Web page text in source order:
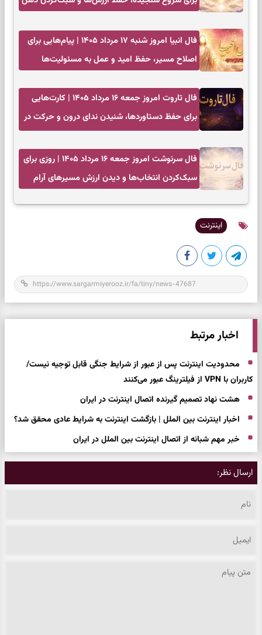
فال انبیا امروز شنبه ۱۷ مرداد ۱۴۰۵ | پیام‌هایی برای
اصلاح مسیر، حفظ امید و عمل به مسئولیت‌ها
فال تاروت امروز جمعه ۱۶ مرداد ۱۴۰۵ | کارت‌هایی
برای حفظ دستاوردها، شنیدن ندای درون و حرکت در
فال سرنوشت امروز جمعه ۱۶ مرداد ۱۴۰۵ | روزی برای
سبک‌کردن انتخاب‌ها و دیدن ارزش مسیرهای آرام
اینترنت
اخبار مرتبط
محدودیت اینترنت پس از عبور از شرایط جنگی قابل توجیه نیست/
کاربران با VPN از فیلترینگ عبور می‌کنند
هشت نهاد تصمیم گیرنده اتصال اینترنت در ایران
اخبار اینترنت بین الملل | بازگشت اینترنت به شرایط عادی محقق شد؟
خبر مهم شبانه از اتصال اینترنت بین الملل در ایران
ارسال نظر: